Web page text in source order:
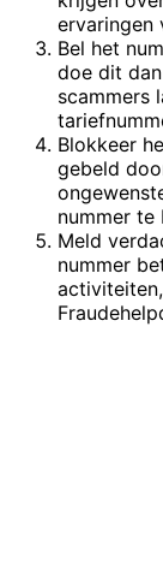
ervaringen
Bel het
doe dit
scammers
Blokkeer
gebeld
nummer te
Meld
nummer